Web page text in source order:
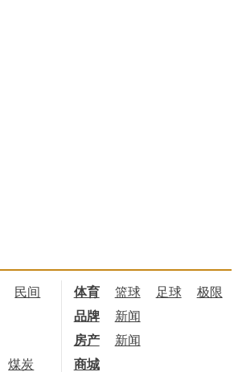
民间 体育 篮球 足球
极限
品牌
新闻
房产
新闻
煤炭 商城